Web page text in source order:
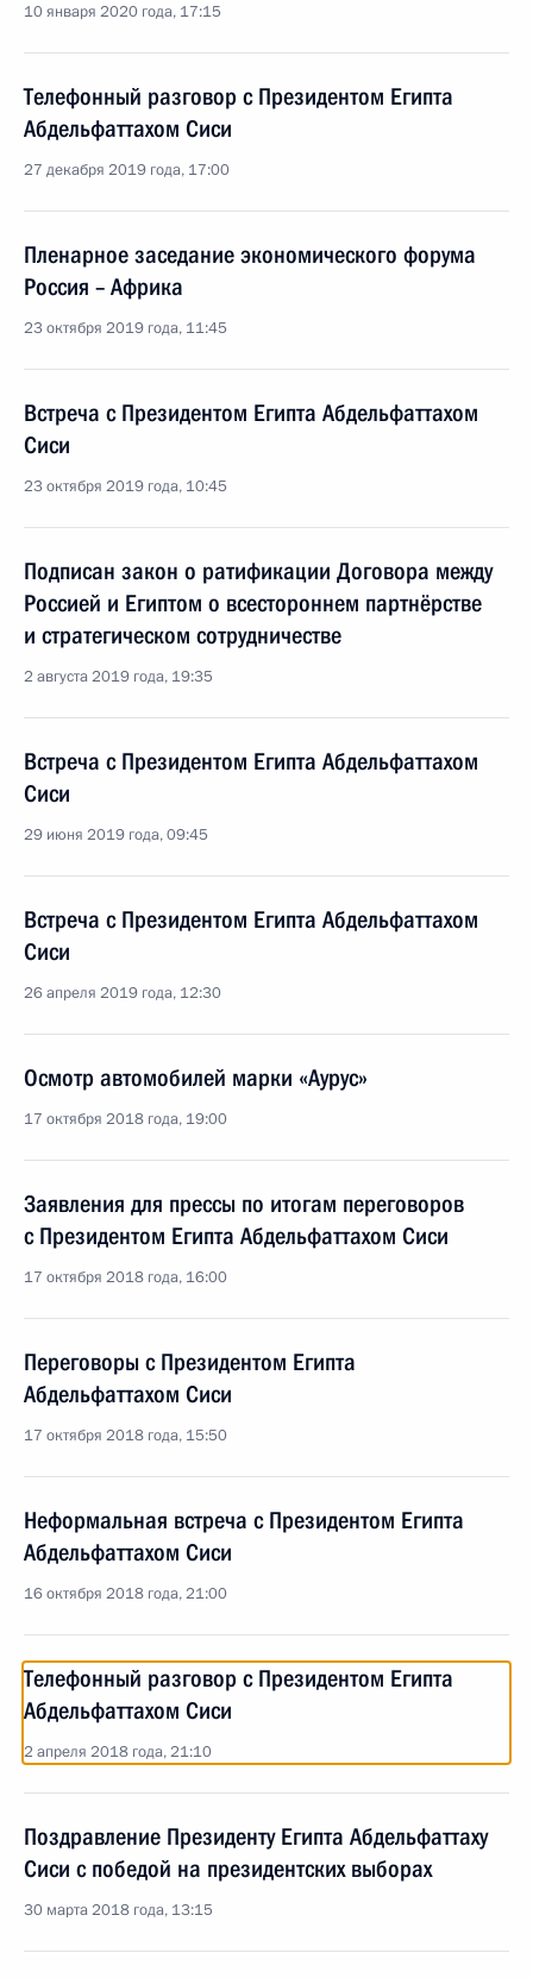
10 января 2020 года, 17:15
Телефонный разговор с Президентом Египта
Абдельфаттахом Сиси
27 декабря 2019 года, 17:00
Пленарное заседание экономического форума
Россия – Африка
23 октября 2019 года, 11:45
Встреча с Президентом Египта Абдельфаттахом
Сиси
23 октября 2019 года, 10:45
Подписан закон о ратификации Договора между
Россией и Египтом о всестороннем партнёрстве
и стратегическом сотрудничестве
2 августа 2019 года, 19:35
Встреча с Президентом Египта Абдельфаттахом
Сиси
29 июня 2019 года, 09:45
Встреча с Президентом Египта Абдельфаттахом
Сиси
26 апреля 2019 года, 12:30
Осмотр автомобилей марки «Аурус»
17 октября 2018 года, 19:00
Заявления для прессы по итогам переговоров
с Президентом Египта Абдельфаттахом Сиси
17 октября 2018 года, 16:00
Переговоры с Президентом Египта
Абдельфаттахом Сиси
17 октября 2018 года, 15:50
Неформальная встреча с Президентом Египта
Абдельфаттахом Сиси
16 октября 2018 года, 21:00
Телефонный разговор с Президентом Египта
Абдельфаттахом Сиси
2 апреля 2018 года, 21:10
Поздравление Президенту Египта Абдельфаттаху
Сиси с победой на президентских выборах
30 марта 2018 года, 13:15